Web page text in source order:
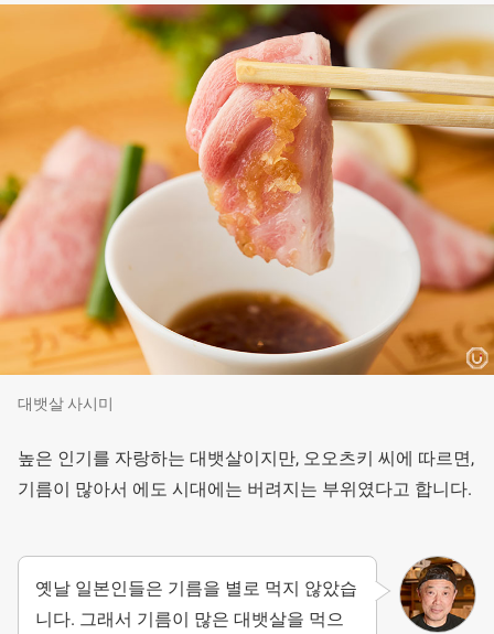
대뱃살 사시미
높은 인기를 자랑하는 대뱃살이지만, 오오츠키 씨에 따르면,
기름이 많아서 에도 시대에는 버려지는 부위였다고 합니다.
옛날 일본인들은 기름을 별로 먹지 않았습
니다. 그래서 기름이 많은 대뱃살을 먹으